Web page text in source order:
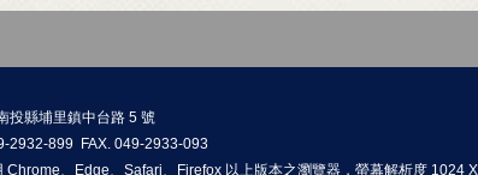
投縣埔里鎮中台路 5 號
2932-899 FAX. 049-2933-093
Chrome、Edge、Safari、Firefox 以上版本之瀏覽器，螢幕解析度 1024